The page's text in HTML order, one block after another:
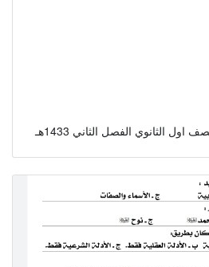
الثانوي الفصل الثاني 1433هـ